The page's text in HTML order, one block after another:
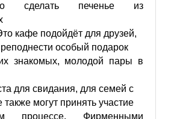
сделать печенье из
кафе подойдёт для друзей,
особый подарок
знакомых, молодой пары в
для свидания, для семей с
также могут принять участие
процессе. Фирменными